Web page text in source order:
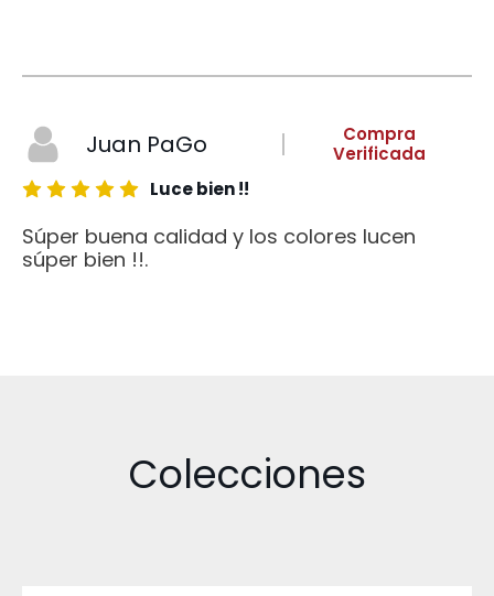
Juan PaGo
Compra
Verificada
Luce bien !!
Súper buena calidad y los colores lucen
súper bien !!.
Colecciones